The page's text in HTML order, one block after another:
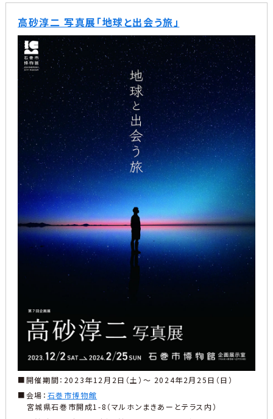
高砂淳二 写真展「地球と出会う旅」
■開催期間：2023年12月2日（土）～ 2024年2月25日（日）
■会場： 石巻市博物館
宮城県石巻市開成1-8（マルホンまきあーとテラス内）